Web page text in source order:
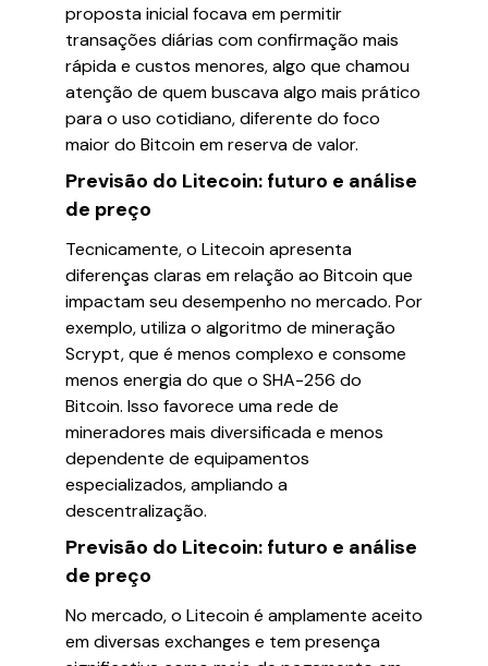
proposta inicial focava em permitir
transações diárias com confirmação mais
rápida e custos menores, algo que chamou
atenção de quem buscava algo mais prático
para o uso cotidiano, diferente do foco
maior do Bitcoin em reserva de valor.
Previsão do Litecoin: futuro e análise
de preço
Tecnicamente, o Litecoin apresenta
diferenças claras em relação ao Bitcoin que
impactam seu desempenho no mercado. Por
exemplo, utiliza o algoritmo de mineração
Scrypt, que é menos complexo e consome
menos energia do que o SHA-256 do
Bitcoin. Isso favorece uma rede de
mineradores mais diversificada e menos
dependente de equipamentos
especializados, ampliando a
descentralização.
Previsão do Litecoin: futuro e análise
de preço
No mercado, o Litecoin é amplamente aceito
em diversas exchanges e tem presença